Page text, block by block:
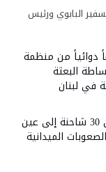
البابوي ورئيس
دوائياً من منظمة
البعثة
في لبنان
وصول قافلة مساعدات من 30 شاحنة إلى عين
الميدانية